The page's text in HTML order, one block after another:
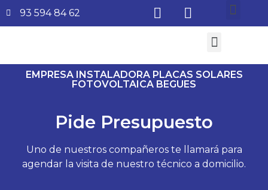
93 594 84 62
EMPRESA INSTALADORA PLACAS SOLARES
FOTOVOLTAICA BEGUES
Pide Presupuesto
Uno de nuestros compañeros te llamará para
agendar la visita de nuestro técnico a domicilio.